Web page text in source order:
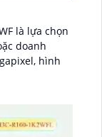
là lựa chọn
doanh